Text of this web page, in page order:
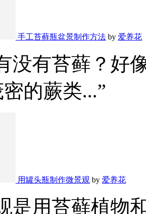
手工苔藓瓶盆景制作方法 by 爱养花
没有苔藓？好
的蕨类...”
用罐头瓶制作微景观 by 爱养花
是用苔藓植物